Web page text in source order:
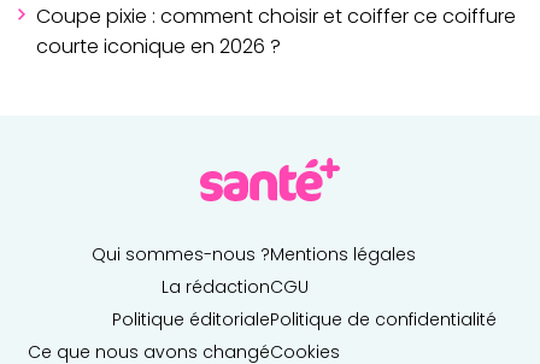
Coupe pixie : comment choisir et coiffer ce coiffure
courte iconique en 2026 ?
Qui sommes-nous ?
La rédaction
Politique éditoriale
Ce que nous avons changé
Mentions légales
CGU
Politique de confidentialité
Cookies